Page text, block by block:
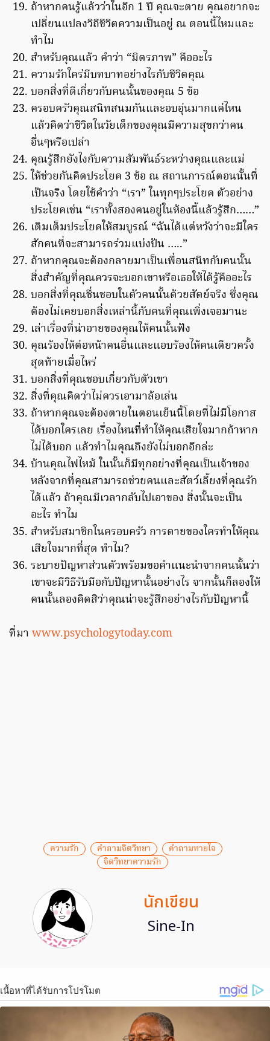
ถ้าหากคนรู้แล้วว่าในอีก 1 ปี คุณจะตาย คุณอยากจะ
เปลี่ยนแปลงวิถีชีวิตความเป็นอยู่ ณ ตอนนี้ไหมและ
ทำไม
สำหรับคุณแล้ว คำว่า “มิตรภาพ” คืออะไร
ความรักใคร่มีบทบาทอย่างไรกับชีวิตคุณ
บอกสิ่งที่ดีเกี่ยวกับคนนั้นของคุณ 5 ข้อ
ครอบครัวคุณสนิทสนมกันและอบอุ่นมากแค่ไหน
แล้วคิดว่าชีวิตในวัยเด็กของคุณมีความสุขกว่าคน
อื่นๆหรือเปล่า
คุณรู้สึกยังไงกับความสัมพันธ์ระหว่างคุณและแม่
ให้ช่วยกันคิดประโยค 3 ข้อ ณ สถานการณ์ตอนนั้นที่
เป็นจริง โดยใช้คำว่า “เรา” ในทุกๆประโยค ตัวอย่าง
ประโยคเช่น “เราทั้งสองคนอยู่ในห้องนี้แล้วรู้สึก……”
เติมเต็มประโยคให้สมบูรณ์ “ฉันได้แต่หวังว่าจะมีใคร
สักคนที่จะสามารถร่วมแบ่งปัน …..”
ถ้าหากคุณจะต้องกลายมาเป็นเพื่อนสนิทกับคนนั้น
สิ่งสำคัญที่คุณควรจะบอกเขาหรือเธอให้ได้รู้คืออะไร
บอกสิ่งที่คุณชื่นชอบในตัวคนนั้นด้วยสัตย์จริง ซึ่งคุณ
ต้องไม่เคยบอกสิ่งเหล่านี้กับคนที่คุณเพิ่งเจอมานะ
เล่าเรื่องที่น่าอายของคุณให้คนนั้นฟัง
คุณร้องไห้ต่อหน้าคนอื่นและแอบร้องไห้คนเดียวครั้ง
สุดท้ายเมื่อไหร่
บอกสิ่งที่คุณชอบเกี่ยวกับตัวเขา
สิ่งที่คุณคิดว่าไม่ควรเอามาล้อเล่น
ถ้าหากคุณจะต้องตายในตอนเย็นนี้โดยที่ไม่มีโอกาส
ได้บอกใครเลย เรื่องไหนที่ทำให้คุณเสียใจมากถ้าหาก
ไม่ได้บอก แล้วทำไมคุณถึงยังไม่บอกอีกล่ะ
บ้านคุณไฟไหม้ ในนั้นก็มีทุกอย่างที่คุณเป็นเจ้าของ
หลังจากที่คุณสามารถช่วยคนและสัตว์เลี้ยงที่คุณรัก
ได้แล้ว ถ้าคุณมีเวลากลับไปเอาของ สิ่งนั้นจะเป็น
อะไร ทำไม
สำหรับสมาชิกในครอบครัว การตายของใครทำให้คุณ
เสียใจมากที่สุด ทำไม?
ระบายปัญหาส่วนตัวพร้อมขอคำแนะนำจากคนนั้นว่า
เขาจะมีวิธีรับมือกับปัญหานั้นอย่างไร จากนั้นก็ลองให้
คนนั้นลองคิดสิว่าคุณน่าจะรู้สึกอย่างไรกับปัญหานี้
ที่มา www.psychologytoday.com
ความรัก คำถามจิตวิทยา
คำถามทายใจ
จิตวิทยาความรัก
นักเขียน
Sine-In
เนื้อหาที่ได้รับการโปรโมต